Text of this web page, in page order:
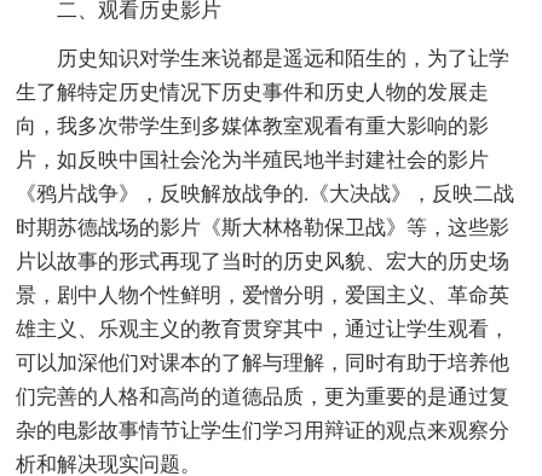
二、观看历史影片
历史知识对学生来说都是遥远和陌生的，为了让学
生了解特定历史情况下历史事件和历史人物的发展走
向，我多次带学生到多媒体教室观看有重大影响的影
片，如反映中国社会沦为半殖民地半封建社会的影片
《鸦片战争》，反映解放战争的.《大决战》，反映二战
时期苏德战场的影片《斯大林格勒保卫战》等，这些影
片以故事的形式再现了当时的历史风貌、宏大的历史场
景，剧中人物个性鲜明，爱憎分明，爱国主义、革命英
雄主义、乐观主义的教育贯穿其中，通过让学生观看，
可以加深他们对课本的了解与理解，同时有助于培养他
们完善的人格和高尚的道德品质，更为重要的是通过复
杂的电影故事情节让学生们学习用辩证的观点来观察分
析和解决现实问题。